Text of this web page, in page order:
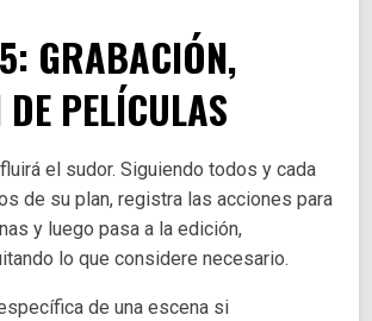
GRABACIÓN,
PELÍCULAS
el sudor. Siguiendo todos y cada
de su plan, registra las acciones para
y luego pasa a la edición,
lo que considere necesario.
de una escena si